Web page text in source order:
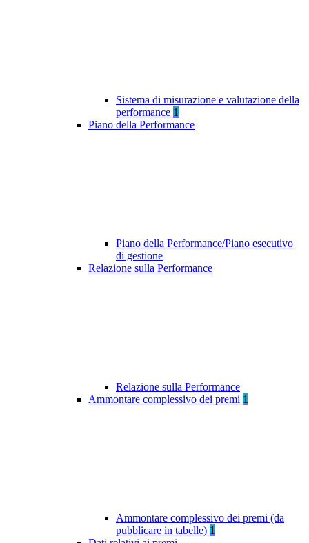
Sistema di misurazione e valutazione della
performance 1
Piano della Performance
Piano della Performance/Piano esecutivo
di gestione
Relazione sulla Performance
Relazione sulla Performance
Ammontare complessivo dei premi 1
Ammontare complessivo dei premi (da
pubblicare in tabelle) 1